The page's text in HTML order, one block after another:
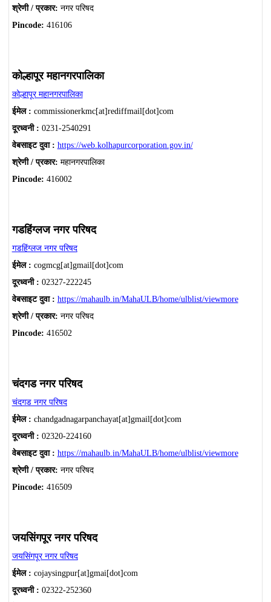
श्रेणी / प्रकार: नगर परिषद
Pincode: 416106
कोल्हापूर महानगरपालिका
कोल्हापूर महानगरपालिका
ईमेल : commissionerkmc[at]rediffmail[dot]com
दूरध्वनी : 0231-2540291
वेबसाइट दुवा : https://web.kolhapurcorporation.gov.in/
श्रेणी / प्रकार: महानगरपालिका
Pincode: 416002
गडहिंग्लज नगर परिषद
गडहिंग्लज नगर परिषद
ईमेल : cogmcg[at]gmail[dot]com
दूरध्वनी : 02327-222245
वेबसाइट दुवा : https://mahaulb.in/MahaULB/home/ulblist/viewmore
श्रेणी / प्रकार: नगर परिषद
Pincode: 416502
चंदगड नगर परिषद
चंदगड नगर परिषद
ईमेल : chandgadnagarpanchayat[at]gmail[dot]com
दूरध्वनी : 02320-224160
वेबसाइट दुवा : https://mahaulb.in/MahaULB/home/ulblist/viewmore
श्रेणी / प्रकार: नगर परिषद
Pincode: 416509
जयसिंगपूर नगर परिषद
जयसिंगपूर नगर परिषद
ईमेल : cojaysingpur[at]gmai[dot]com
दूरध्वनी : 02322-252360